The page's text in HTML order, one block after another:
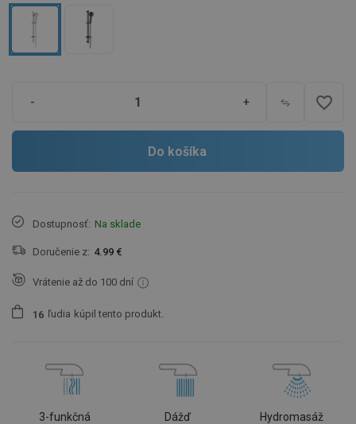
- + favorite_border
Do košíka
Dostupnosť: Na sklade
Doručenie z: 4.99 €
Vrátenie až do 100 dní
1 6 ľudia kúpil tento produkt.
3-funkčná Dážď Hydromasáž